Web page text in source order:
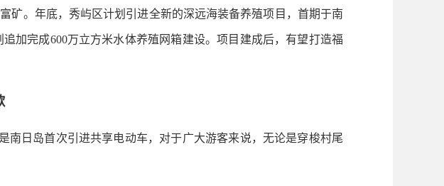
。年底，秀屿区计划引进全新的深远海装备养殖项目，首期于南
加完成600万立方米水体养殖网箱建设。项目建成后，有望打造福
日岛首次引进共享电动车，对于广大游客来说，无论是穿梭村尾